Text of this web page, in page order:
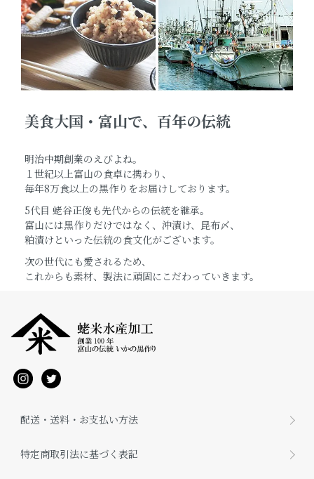
美食大国・富山で、百年の伝統
明治中期創業のえびよね。
１世紀以上富山の食卓に携わり、
毎年8万食以上の黒作りをお届けしております。
5代目 蛯谷正俊も先代からの伝統を継承。
富山には黒作りだけではなく、沖漬け、昆布〆、
粕漬けといった伝統の食文化がございます。
次の世代にも愛されるため、
これからも素材、製法に頑固にこだわっていきます。
配送・送料・お支払い方法
特定商取引法に基づく表記